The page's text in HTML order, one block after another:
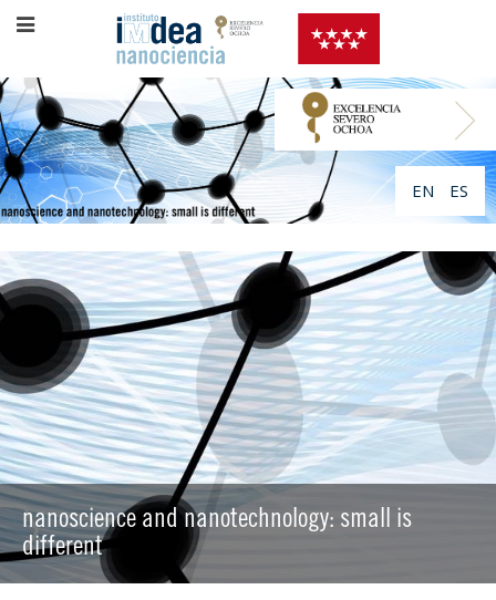
EN ES
nanoscience and nanotechnology: small is
different